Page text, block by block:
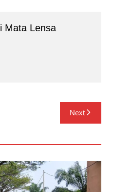
Mata Lensa
Next